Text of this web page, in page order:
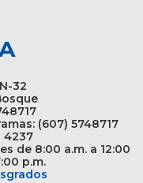
32
(607) 5748717
4237
de 8:00 a.m. a 12:00
p.m.